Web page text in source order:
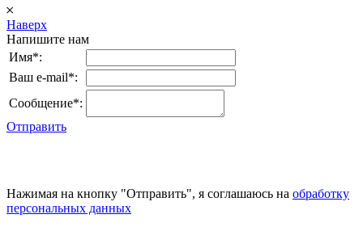
𐄂
Наверх
Напишите нам
Имя*:
Ваш e-mail*:
Сообщение*:
Отправить
Нажимая на кнопку "Отправить", я соглашаюсь на обработку
персональных данных